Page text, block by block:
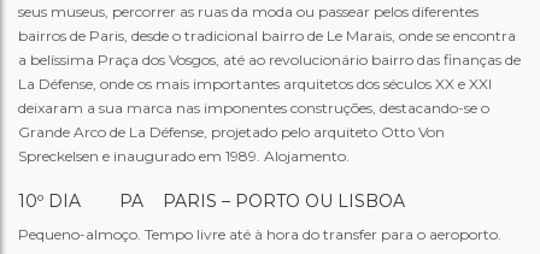
seus museus, percorrer as ruas da moda ou passear pelos diferentes
bairros de Paris, desde o tradicional bairro de Le Marais, onde se encontra
a belíssima Praça dos Vosgos, até ao revolucionário bairro das finanças de
La Défense, onde os mais importantes arquitetos dos séculos XX e XXI
deixaram a sua marca nas imponentes construções, destacando-se o
Grande Arco de La Défense, projetado pelo arquiteto Otto Von
Spreckelsen e inaugurado em 1989. Alojamento.
10º DIA PA PARIS – PORTO OU LISBOA
Pequeno-almoço. Tempo livre até à hora do transfer para o aeroporto.